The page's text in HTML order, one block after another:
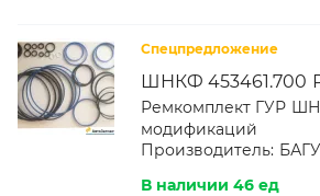
Спецпредложение
ШНКФ 453461.700
Ремкомплект ГУР
модификаций
Производитель: БАГУ
В наличии 46 ед